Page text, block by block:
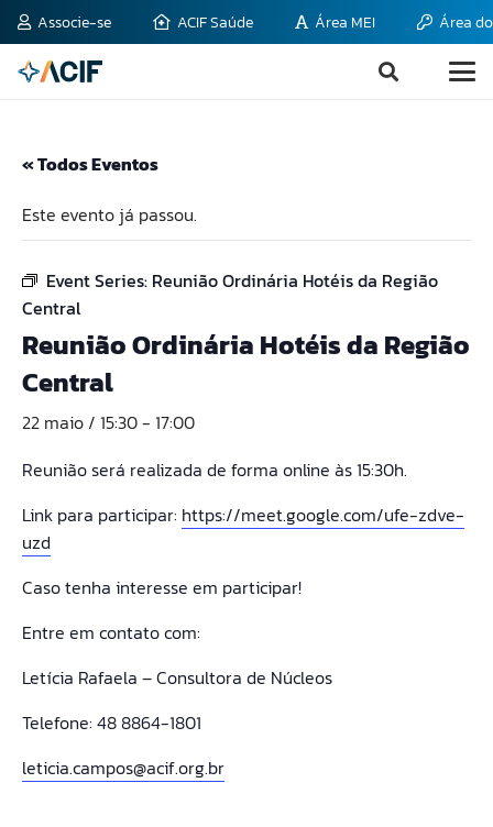
Associe-se ACIF Saúde Área MEI Área
« Todos Eventos
Este evento já passou.
Event Series: Reunião Ordinária Hotéis da Região
Central
Reunião Ordinária Hotéis da Região
Central
22 maio / 15:30- 17:00
Reunião será realizada de forma online às 15:30h.
Link para participar: https://meet.google.com/ufe-zdve-
uzd
Caso tenha interesse em participar!
Entre em contato com:
Letícia Rafaela – Consultora de Núcleos
Telefone: 48 8864-1801
leticia.campos@acif.org.br